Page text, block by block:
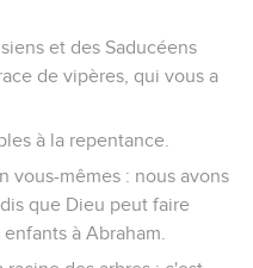
et des Saducéens
de vipères, qui vous a
à la repentance.
vous-mêmes : nous avons
que Dieu peut faire
à Abraham.